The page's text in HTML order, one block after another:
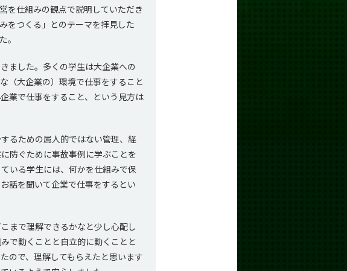
を仕組みの観点で説明していただき
をつくる」とのテーマを拝見した
。
ました。多くの学生は大企業への
（大企業の）環境で仕事をすること
業で仕事をすること、という見方は
るための属人的ではない管理、経
防ぐために事故事例に学ぶことを
いる学生には、何かを仕組みで保
話を聞いて企業で仕事をするとい
まで理解できるかなと少し心配し
で動くことと自立的に動くことと
ので、理解してもらえたと思います